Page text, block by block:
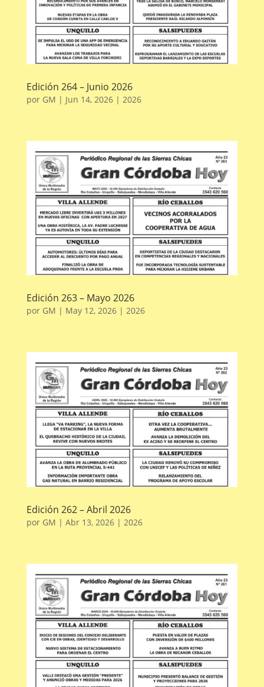
Edición 264 – Junio 2026
por GM | Jun 14, 2026| 2026
Edición 263 – Mayo 2026
por GM | May 12, 2026| 2026
Edición 262 – Abril 2026
por GM | Abr 13, 2026| 2026